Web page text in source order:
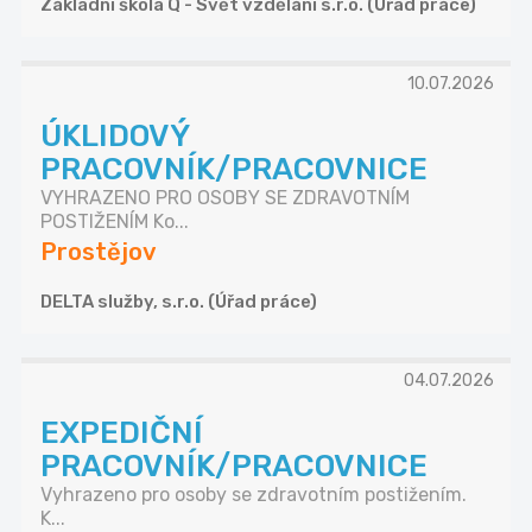
Základní škola Q - Svět vzdělání s.r.o. (Úřad práce)
10.07.2026
ÚKLIDOVÝ
PRACOVNÍK/PRACOVNICE
VYHRAZENO PRO OSOBY SE ZDRAVOTNÍM
POSTIŽENÍM Ko...
Prostějov
DELTA služby, s.r.o. (Úřad práce)
04.07.2026
EXPEDIČNÍ
PRACOVNÍK/PRACOVNICE
Vyhrazeno pro osoby se zdravotním postižením.
K...